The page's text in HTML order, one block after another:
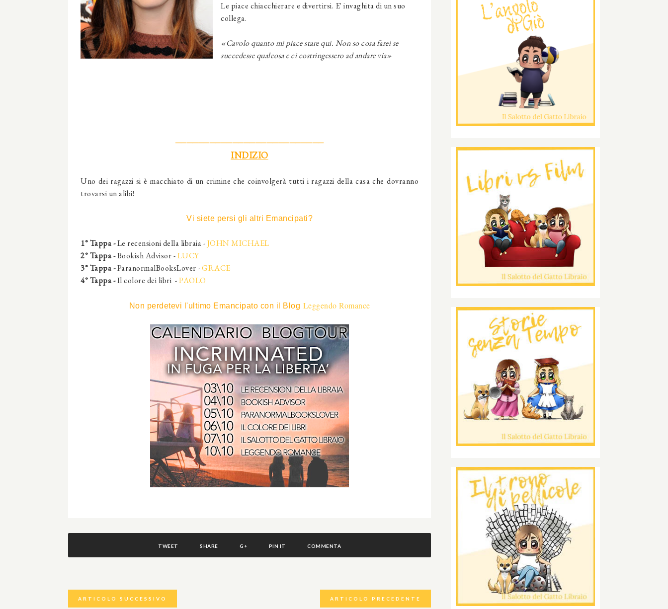
Le piace chiacchierare e divertirsi. E' invaghita di un suo
collega.
«Cavolo quanto mi piace stare qui. Non so cosa farei se
succedesse qualcosa e ci costringessero ad andare via»
──────────────────────────
INDIZIO
Uno dei ragazzi si è macchiato di un crimine che coinvolgerà tutti i ragazzi della casa che dovranno
trovarsi un alibi!
Vi siete persi gli altri Emancipati?
1° Tappa -Le recensioni della libraia -JOHN MICHAEL
2° Tappa -Bookish Advisor -LUCY
3° Tappa -ParanormalBooksLover -GRACE
4° Tappa -Il colore dei libri -PAOLO
Non perdetevi l'ultimo Emancipato con il Blog Leggendo Romance
TWEET SHARE G+ PIN IT COMMENTA
ARTICOLO SUCCESSIVO ARTICOLO PRECEDENTE